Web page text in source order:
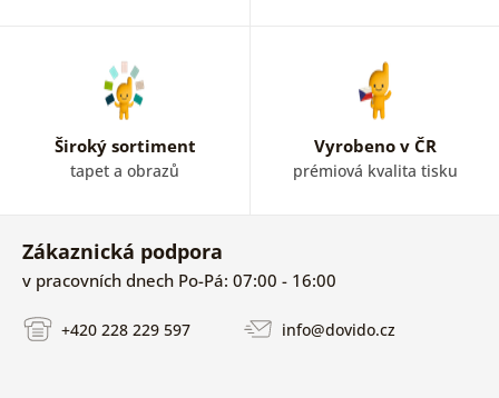
Široký sortiment
tapet a obrazů
Vyrobeno v ČR
prémiová kvalita tisku
Zákaznická podpora
v pracovních dnech Po-Pá: 07:00 - 16:00
+420 228 229 597 info@dovido.cz